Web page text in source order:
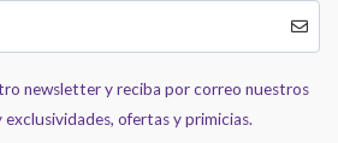
newsletter y reciba por correo nuestros
exclusividades, ofertas y primicias.